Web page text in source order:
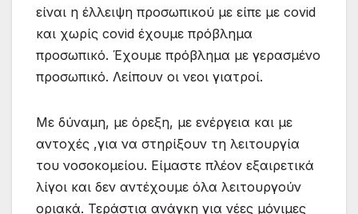
είναι η έλλειψη προσωπικού με είπε με covid
και χωρίς covid έχουμε πρόβλημα
προσωπικό. Έχουμε πρόβλημα με γερασμένο
προσωπικό. Λείπουν οι νεοι γιατροί.
Με δύναμη, με όρεξη, με ενέργεια και με
αντοχές ,για να στηρίξουν τη λειτουργία
του νοσοκομείου. Είμαστε πλέον εξαιρετικά
λίγοι και δεν αντέχουμε όλα λειτουργούν
οριακά. Τεράστια ανάγκη για νέες μόνιμες